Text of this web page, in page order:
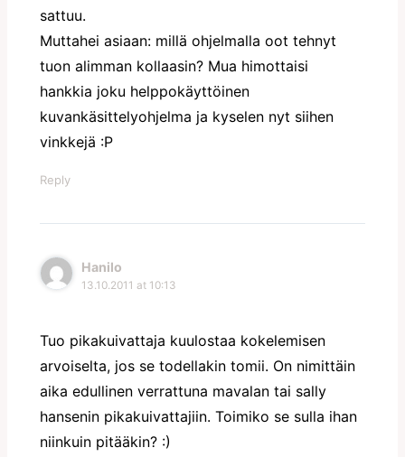
sattuu.
Muttahei asiaan: millä ohjelmalla oot tehnyt
tuon alimman kollaasin? Mua himottaisi
hankkia joku helppokäyttöinen
kuvankäsittelyohjelma ja kyselen nyt siihen
vinkkejä :P
Reply
Hanilo
13.10.2011 at 10:13
Tuo pikakuivattaja kuulostaa kokelemisen
arvoiselta, jos se todellakin tomii. On nimittäin
aika edullinen verrattuna mavalan tai sally
hansenin pikakuivattajiin. Toimiko se sulla ihan
niinkuin pitääkin? :)